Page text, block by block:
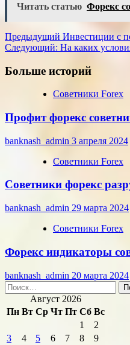
Читать статью Форекс
Навигация
записи
Предыдущий Инвестиции с
Следующий: На каких
Больше историй
Советники Forex
Профит форекс
banknash_admin 3 апреля 2024
Советники Forex
Советники форекс
banknash_admin 29 марта 2024
Советники Forex
Форекс индикаторы
banknash_admin 20 марта 2024
Найти:
Август 2026
Пн Вт Ср Чт Пт Сб Вс
1
2
3
4 5 6 7 8
9